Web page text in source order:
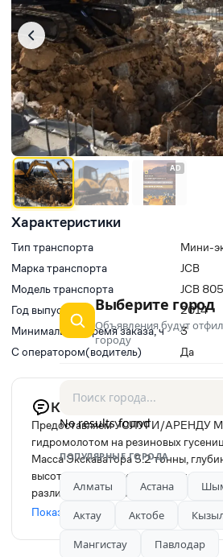
Характеристики
Тип транспорта
Мини-
Марка транспорта
JCB
Модель транспорта
JCB
Год выпуска
2014
Минимальное время заказа, ч
3
С оператором(водитель)
Да
AD
Комментарий продавца
Предоставляем УСЛУГИ/АРЕНДУ
гидромолотом на резиновых
Масса Экскаватора 5.2 тонны,
высота 2, 55 м., ширина 2 м. масса
различные вариации ковшей. Рытье
свай, планировка участков и откосов,
септики. возможна работа в
парках. один из лучших
Показать
Выберите город
Объявления будут
городу
No results found
ПОПУЛЯРНЫЕ ГОРОДА
Алматы Астана
Актау
Актобе
Мангистау
Павлодар